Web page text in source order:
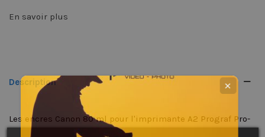
En savoir plus
Description
Les encres Canon 80 ml pour l'imprimante A2 Prograf Pro-
110 sont spécialement conçues pour offrir des impressions
✕